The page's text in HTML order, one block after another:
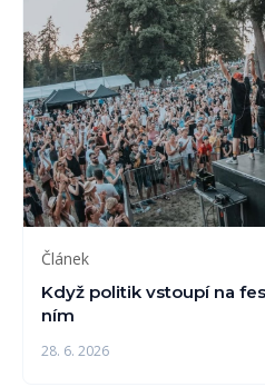
Článek
Když politik vstoupí na
ním
28. 6. 2026